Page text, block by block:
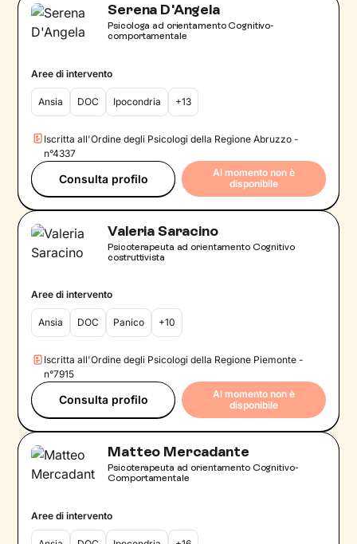
Serena D'Angela
Psicologa ad orientamento Cognitivo-
comportamentale
Aree di intervento
Ansia DOC Ipocondria +13
Iscritta all'Ordine degli Psicologi della Regione Abruzzo -
n°4337
Consulta profilo
Al momento non è
disponibile
Valeria Saracino
Psicoterapeuta ad orientamento Cognitivo
costruttivista
Aree di intervento
Ansia DOC Panico +10
Iscritta all'Ordine degli Psicologi della Regione Piemonte -
n°7915
Consulta profilo
Al momento non è
disponibile
Matteo Mercadante
Psicoterapeuta ad orientamento Cognitivo-
Comportamentale
Aree di intervento